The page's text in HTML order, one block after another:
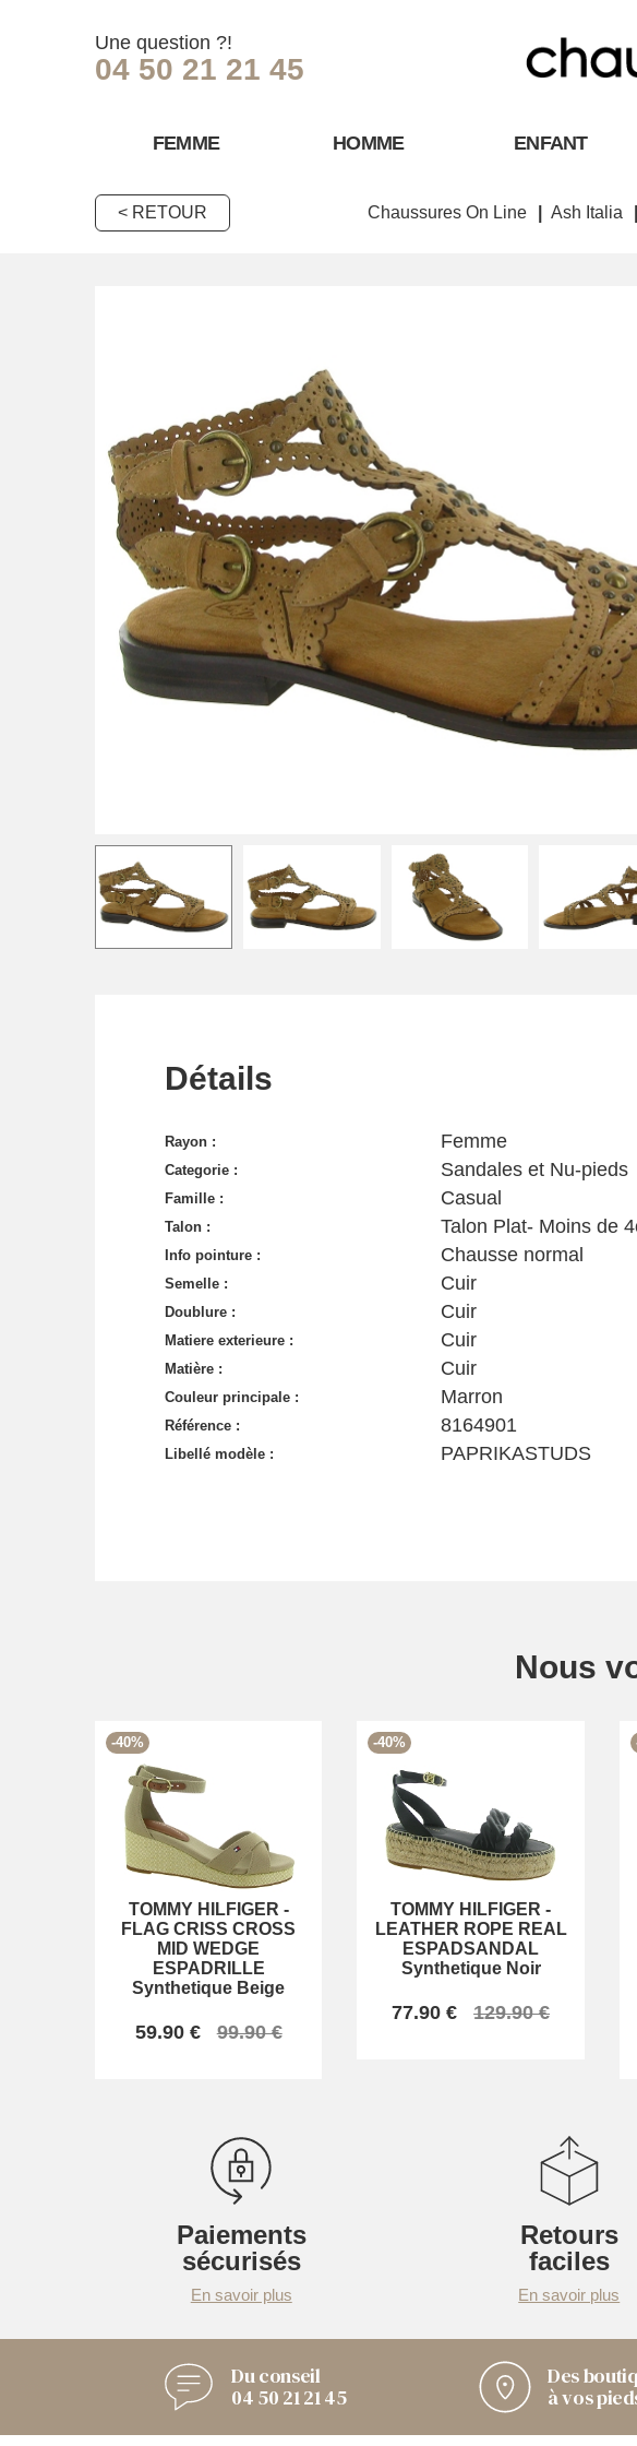
Une question ?!
04 50 21 21 45
FEMME HOMME ENFANT
< RETOUR Chaussures On Line Ash Italia
Détails
Rayon : Femme
Categorie : Sandales et Nu-pieds
Famille : Casual
Talon : Talon Plat- Moins de
Info pointure : Chausse normal
Semelle : Cuir
Doublure : Cuir
Matiere exterieure : Cuir
Matière : Cuir
Couleur principale : Marron
Référence : 8164901
Libellé modèle : PAPRIKASTUDS
Nous
-40%
TOMMY HILFIGER -
FLAG CRISS CROSS
MID WEDGE
ESPADRILLE
Synthetique Beige
59.90 € 99.90 €
-40%
TOMMY HILFIGER -
LEATHER ROPE REAL
ESPADSANDAL
Synthetique Noir
77.90 € 129.90 €
Paiements
sécurisés
En savoir plus
Retours
faciles
En savoir plus
Du conseil
04 50 21 21 45
Des
à vos